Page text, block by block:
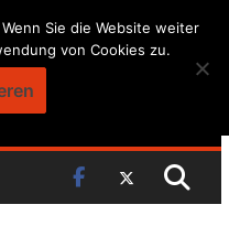
Sie die Website weiter
von Cookies zu.